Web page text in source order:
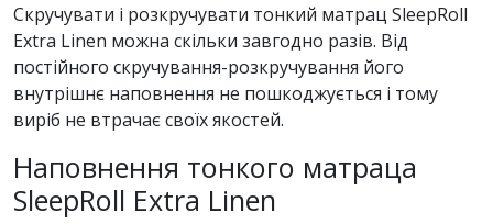
Скручувати і розкручувати тонкий матрац SleepRoll
Extra Linen можна скільки завгодно разів. Від
постійного скручування-розкручування його
внутрішнє наповнення не пошкоджується і тому
виріб не втрачає своїх якостей.
Наповнення тонкого матраца
SleepRoll Extra Linen